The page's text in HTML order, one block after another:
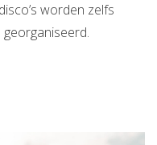
worden zelfs
georganiseerd.